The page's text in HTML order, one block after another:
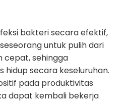
bakteri secara efektif,
untuk pulih dari
cepat, sehingga
hidup secara keseluruhan.
pada produktivitas
dapat kembali bekerja